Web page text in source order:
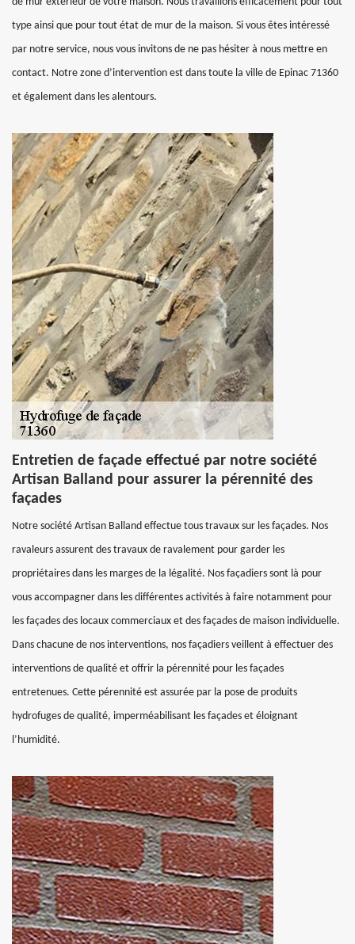
type ainsi que pour tout état de mur de la maison. Si vous êtes intéressé
par notre service, nous vous invitons de ne pas hésiter à nous mettre en
contact. Notre zone d’intervention est dans toute la ville de Epinac 71360
et également dans les alentours.
Entretien de façade effectué par notre société
Artisan Balland pour assurer la pérennité des
façades
Notre société Artisan Balland effectue tous travaux sur les façades. Nos
ravaleurs assurent des travaux de ravalement pour garder les
propriétaires dans les marges de la légalité. Nos façadiers sont là pour
vous accompagner dans les différentes activités à faire notamment pour
les façades des locaux commerciaux et des façades de maison individuelle.
Dans chacune de nos interventions, nos façadiers veillent à effectuer des
interventions de qualité et offrir la pérennité pour les façades
entretenues. Cette pérennité est assurée par la pose de produits
hydrofuges de qualité, imperméabilisant les façades et éloignant
l’humidité.